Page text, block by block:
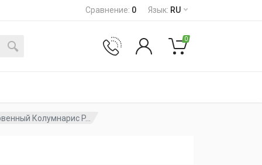
Сравнение: 0 Язык: RU
0
Колумнарис P...